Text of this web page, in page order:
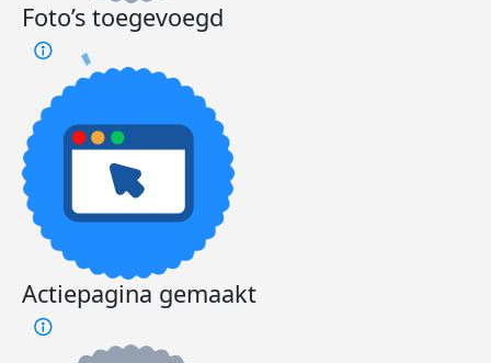
Foto’s toegevoegd
Actiepagina gemaakt